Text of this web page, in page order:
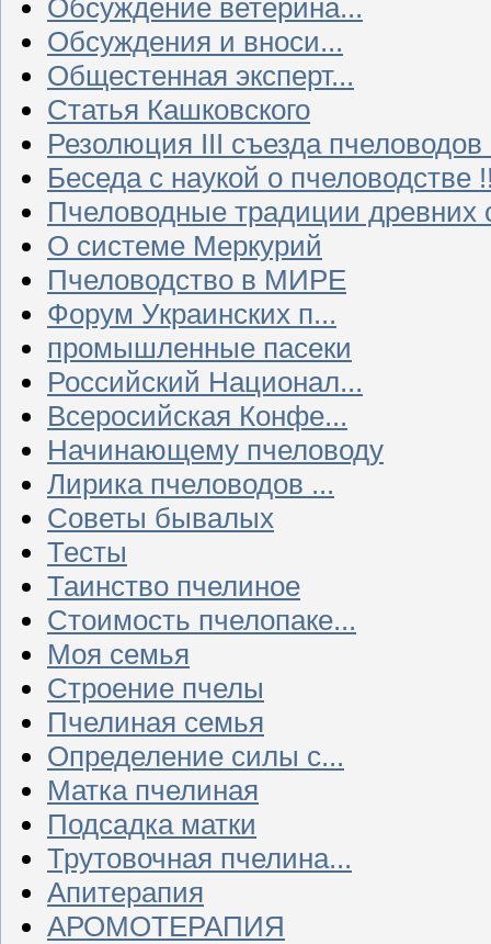
Обсуждение ветерина...
Обсуждения и вноси...
Общестенная эксперт...
Статья Кашковского
Резолюция III съезда
Беседа с наукой о пчеловодстве
Пчеловодные традиции древних
О системе Меркурий
Пчеловодство в МИРЕ
Форум Украинских п...
промышленные пасеки
Российский Национал...
Всеросийская Конфе...
Начинающему пчеловоду
Лирика пчеловодов ...
Советы бывалых
Тесты
Таинство пчелиное
Стоимость пчелопаке...
Моя семья
Строение пчелы
Пчелиная семья
Определение силы с...
Матка пчелиная
Подсадка матки
Трутовочная пчелина...
Апитерапия
АРОМОТЕРАПИЯ